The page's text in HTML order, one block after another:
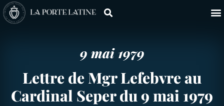
9 mai 1979
Lettre de Mgr Lefebvre au
Cardinal Seper du 9 mai 1979